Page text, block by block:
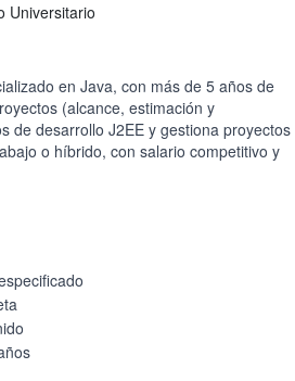
Universitario
en Java, con más de 5 años de
(alcance, estimación y
de desarrollo J2EE y gestiona proyectos
o híbrido, con salario competitivo y